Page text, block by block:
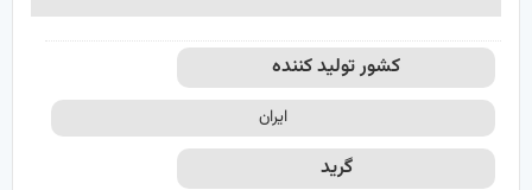
کشور تولید کننده
ایران
گرید